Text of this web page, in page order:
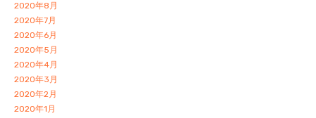
2020年8月
2020年7月
2020年6月
2020年5月
2020年4月
2020年3月
2020年2月
2020年1月